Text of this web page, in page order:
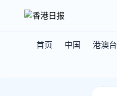
首页 中国 港澳台